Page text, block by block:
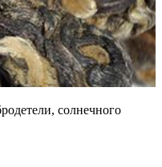
солнечного